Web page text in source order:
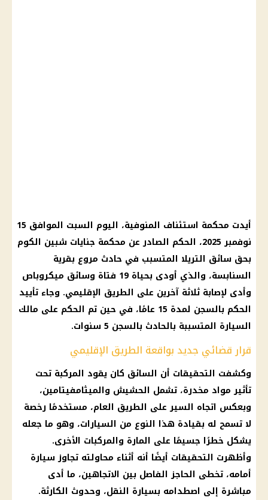
أيدت محكمة استئناف المنوفية، اليوم السبت الموافق 15
نوفمبر 2025
، الحكم الصادر عن محكمة جنايات شبين الكوم
بحق سائق التريلا المتسبب في حادث مروع بقرية
السنابسة، والذي أودى بحياة 19 فتاة وسائق ميكروباص
وأدى لإصابة ثلاثة آخرين على الطريق الإقليمي. وجاء تأييد
الحكم بالسجن لمدة 15 عامًا، في حين تم الحكم على مالك
السيارة المتسببة بالحادث بالسجن 5 سنوات.
قرار قضائي جديد بواقعة الطريق الإقليمي
وكشفت التحقيقات أن السائق كان يقود المركبة تحت
تأثيرمواد مخدرة، تشمل الحشيش والميثامفيتامين،
وبعكس اتجاه السير على الطريق العام، مستخدمًا رخصة
لا تسمح له بقيادة هذا النوع من السيارات، وهو ما جعله
يشكل خطرًا جسيمًا على المارة والمركبات الأخرى.
وأظهرت التحقيقات أيضًا أنه أثناء محاولته تجاوزسيارة
أمامه، تخطى الحاجز الفاصل بين الاتجاهين، ما أدى
مباشرة إلى اصطدامه بسيارة النقل، وحدوث الكارثة.